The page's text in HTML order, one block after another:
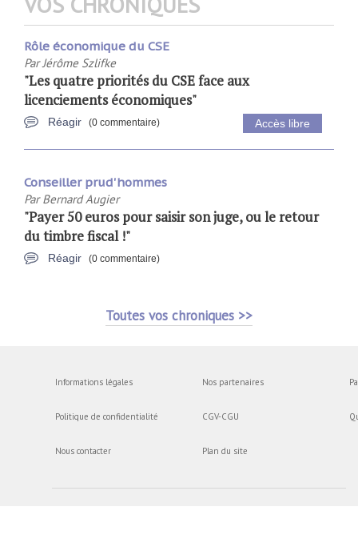
Rôle économique du CSE
ParJérôme Szlifke
"Les quatre priorités du CSE face aux
licenciements économiques"
Réagir (0 commentaire) Accès libre
Conseiller prud'hommes
ParBernard Augier
"Payer 50 euros pour saisir son juge, ou le retour
du timbre fiscal !"
Réagir (0 commentaire)
Toutes vos chroniques >>
Informations légales
Politique de confidentialité
Nous contacter
Nos partenaires
CGV-CGU
Plan du site